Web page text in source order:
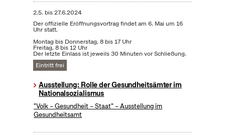
2.5. bis27.6.2024
Der offizielle Eröffnungsvortrag findet am 6. Mai um 16
Uhr statt.
Montag bis Donnerstag, 8 bis 17 Uhr
Freitag, 8 bis 12 Uhr
Der letzte Einlass ist jeweils 30 Minuten vor Schließung.
Eintritt frei
Ausstellung: Rolle der Gesundheitsämter im
Nationalsozialismus
"Volk – Gesundheit – Staat" – Ausstellung im
Gesundheitsamt